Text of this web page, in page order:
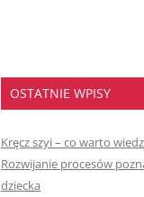
OSTATNIE WPISY
Kręcz szyi – co warto
Rozwijanie procesów
dziecka